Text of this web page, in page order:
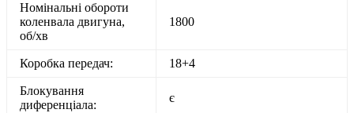
Номінальні обороти
коленвала двигуна,
об/хв
1800
Коробка передач: 18+4
Блокування
диференціала:
є